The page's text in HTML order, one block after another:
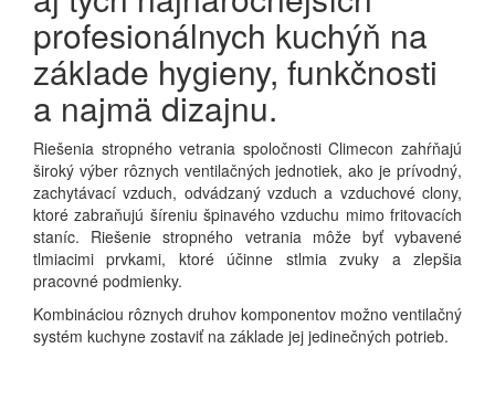
profesionálnych kuchýň na
základe hygieny, funkčnosti
a najmä dizajnu.
Riešenia stropného vetrania spoločnosti Climecon zahŕňajú
široký výber rôznych ventilačných jednotiek, ako je prívodný,
zachytávací vzduch, odvádzaný vzduch a vzduchové clony,
ktoré zabraňujú šíreniu špinavého vzduchu mimo fritovacích
staníc. Riešenie stropného vetrania môže byť vybavené
tlmiacimi prvkami, ktoré účinne stlmia zvuky a zlepšia
pracovné podmienky.
Kombináciou rôznych druhov komponentov možno ventilačný
systém kuchyne zostaviť na základe jej jedinečných potrieb.